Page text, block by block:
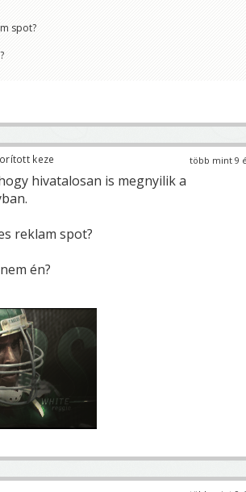
spot?
több mint 9
keze
hivatalosan is megnyilik a
reklam spot?
én?